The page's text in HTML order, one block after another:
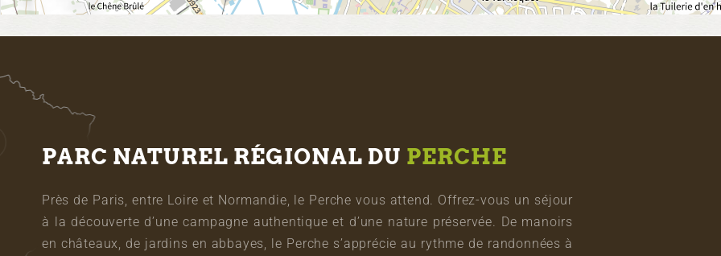
PARC NATUREL RÉGIONAL DU PERCHE
Près de Paris, entre Loire et Normandie, le Perche vous attend. Offrez-vous un séjour
à la découverte d’une campagne authentique et d’une nature préservée. De manoirs
en châteaux, de jardins en abbayes, le Perche s’apprécie au rythme de randonnées à